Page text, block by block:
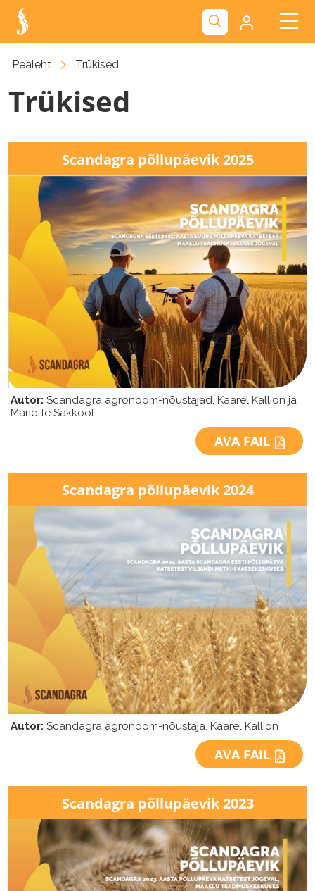
Pealeht Trükised
Trükised
Scandagra põllupäevik 2025
Autor: Scandagra agronoom-nõustajad, Kaarel Kallion ja
Mariette Sakkool
AVA FAIL
Scandagra põllupäevik 2024
Autor: Scandagra agronoom-nõustaja, Kaarel Kallion
AVA FAIL
Scandagra põllupäevik 2023